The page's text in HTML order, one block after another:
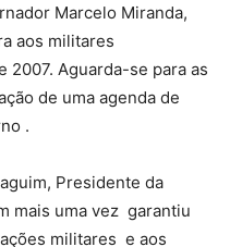
Marcelo Miranda,
aos militares
2007. Aguarda-se para as
de uma agenda de
.
Presidente da
mais uma vez garantiu
militares e aos